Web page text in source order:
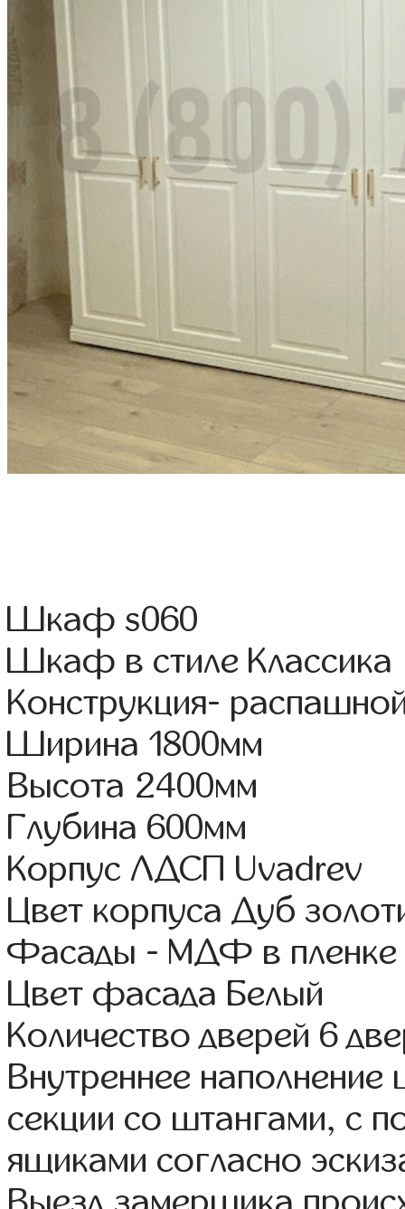
Шкаф s060
Шкаф в стиле
Конструкция-
Ширина 1800мм
Высота 2400мм
Глубина 600мм
Корпус ЛДСП Uvadrev
Цвет корпуса Дуб
Фасады - МДФ в
Цвет фасада Белый
Количество дверей 6
Внутреннее
секции со штангами, с
ящиками согласно